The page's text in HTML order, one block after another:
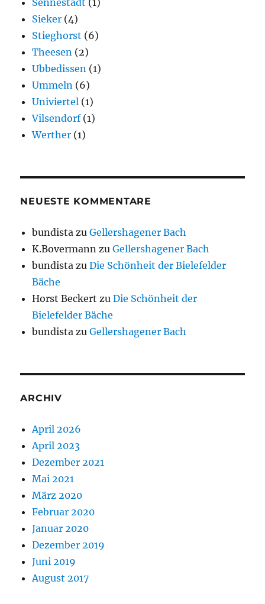
Sennestadt (1)
Sieker (4)
Stieghorst (6)
Theesen (2)
Ubbedissen (1)
Ummeln (6)
Univiertel (1)
Vilsendorf(1)
Werther (1)
NEUESTE KOMMENTARE
bundista zuGellershagener Bach
K.Bovermann zuGellershagener Bach
bundista zuDie Schönheit der Bielefelder
Bäche
Horst Beckert zuDie Schönheit der
Bielefelder Bäche
bundista zuGellershagener Bach
ARCHIV
April 2026
April 2023
Dezember 2021
Mai 2021
März 2020
Februar 2020
Januar 2020
Dezember 2019
Juni 2019
August 2017